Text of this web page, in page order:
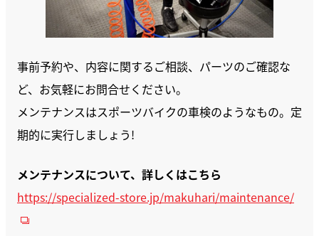
事前予約や、内容に関するご相談、パーツのご確認な
ど、お気軽にお問合せください。
メンテナンスはスポーツバイクの車検のようなもの。定
期的に実行しましょう!
メンテナンスについて、詳しくはこちら
https://specialized-store.jp/makuhari/maintenance/